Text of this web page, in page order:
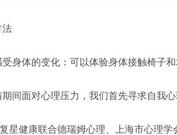
法
身体的变化：可以体验身体接触椅子
间面对心理压力，我们首先寻求自我
星健康联合德瑞姆心理、上海市心理